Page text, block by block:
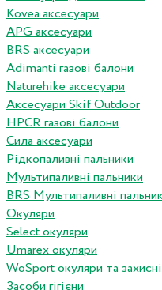
Kovea аксесуари
APG аксесуари
BRS аксесуари
Adimanti газові балони
Naturehike аксесуари
Аксесуари Skif Outdoor
HPCR газові балони
Сила аксесуари
Рідкопаливні пальники
Мультипаливні пальники
BRS Мультипаливні
Окуляри
Select окуляри
Umarex окуляри
WoSport окуляри та